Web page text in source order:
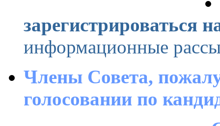
зарегистрироваться
информационные
Члены Совета,
голосовании по